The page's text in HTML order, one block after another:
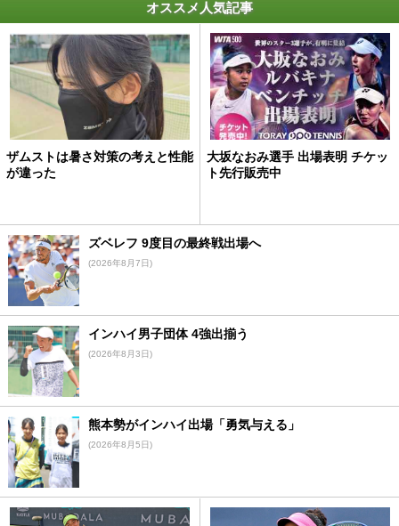
オススメ人気記事
ザムストは暑さ対策の考えと性能
が違った
大坂なおみ選手 出場表明 チケッ
ト先行販売中
ズベレフ 9度目の最終戦出場へ
(2026年8月7日)
インハイ男子団体 4強出揃う
(2026年8月3日)
熊本勢がインハイ出場「勇気与える」
(2026年8月5日)